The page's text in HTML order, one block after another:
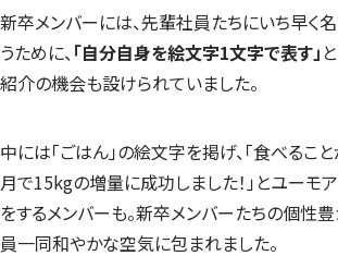
新卒メンバーには、先輩社員たちにいち早く
うために、 「自分自身を絵文字1文字で表す」
紹介の機会も設けられていました。
中には「ごはん」の絵文字を掲げ、「食べるこ
月で15kgの増量に成功しました！」とユーモ
をするメンバーも。新卒メンバーたちの個性
員一同和やかな空気に包まれました。